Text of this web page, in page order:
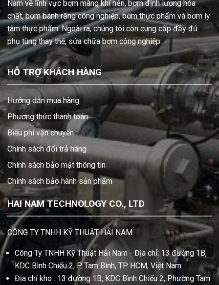
Nam về lĩnh vực bơm màng khí nén, bơm định lượng hóa
chất, bơm bánh răng công nghiệp, bơm thực phẩm và bơm ly
tâm thực phẩm. Ngoài ra, chúng tôi còn cung cấp đầy đủ
phụ tùng thay thế, sửa chữa bơm công nghiệp.
HỖ TRỢ KHÁCH HÀNG
Hướng dẫn mua hàng
Phương thức thanh toán
Biểu phí vận chuyển
Chính sách đổi trả hàng
Chính sách bảo mật thông tin
Chính sách bảo hành sản phẩm
HAI NAM TECHNOLOGY CO., LTD
CÔNG TY TNHH KỸ THUẬT HẢI NAM
Công Ty TNHH Kỹ Thuật Hải Nam - Địa chỉ: 13 đường 1B,
KDC Bình Chiểu 2, P. Tam Bình, TP. HCM, Việt Nam.
Địa chỉ kho : 13 đường 1B, KDC Bình Chiểu 2, Phường Tam